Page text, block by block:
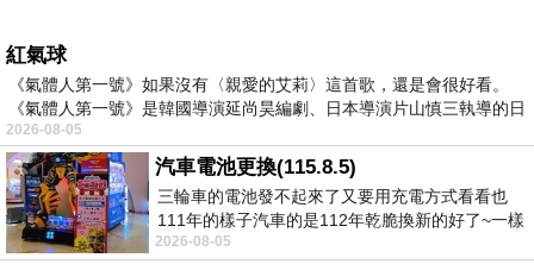
紅氣球
《氣體人第一號》如果沒有〈親愛的艾莉〉這首歌，還是會很好看。
《氣體人第一號》是韓國導演延尚昊編劇、日本導演片山慎三執導的日
2026-08-05
汽車電池更換(115.8.5)
三輪車的電池發不起來了又要用充電方式看看也
111年的樣子汽車的是112年乾脆換新的好了~一樣
在阿炮電池買的漲了一百多塊吧
2026-08-05